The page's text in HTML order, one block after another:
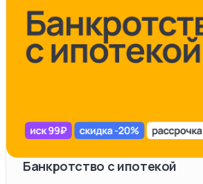
Банкротство с ипотекой